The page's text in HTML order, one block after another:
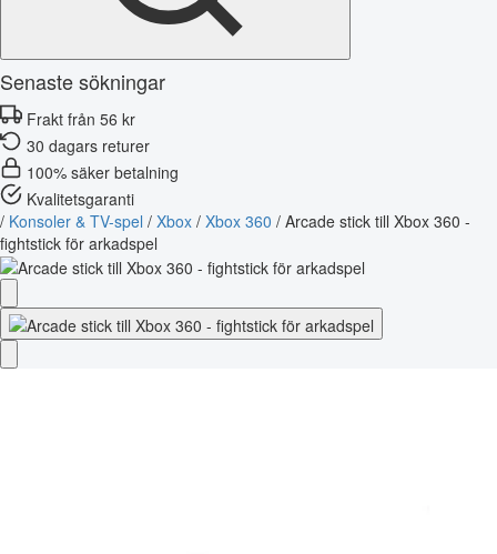
Senaste sökningar
Frakt från 56 kr
30 dagars returer
100% säker betalning
Kvalitetsgaranti
/ Konsoler & TV-spel / Xbox / Xbox 360 / Arcade stick till Xbox 360 -
fightstick för arkadspel